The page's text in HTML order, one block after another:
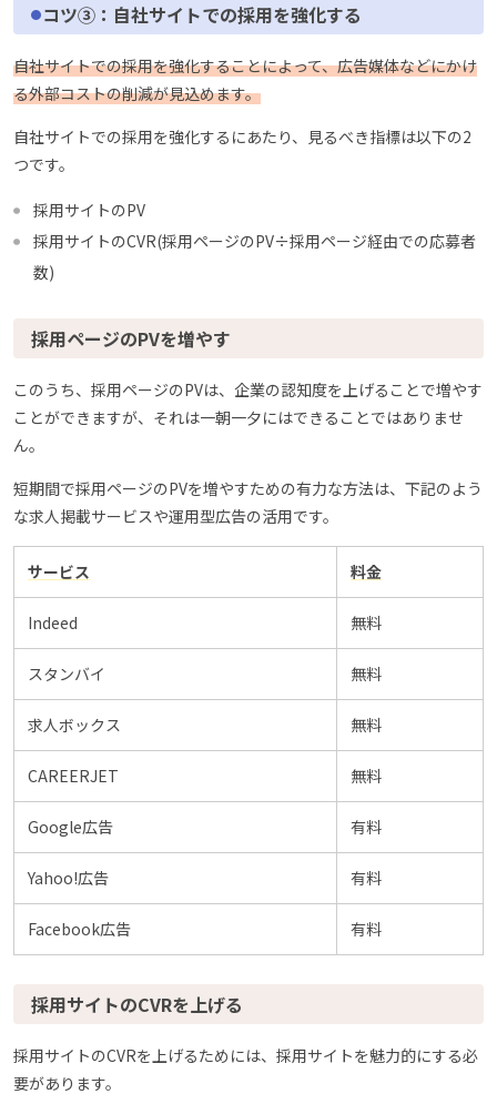
コツ③：自社サイトでの採用を強化する
自社サイトでの採用を強化することによって、広告媒体などにかけ
る外部コストの削減が見込めます。
自社サイトでの採用を強化するにあたり、見るべき指標は以下の2
つです。
採用サイトのPV
採用サイトのCVR(採用ページのPV÷採用ページ経由での応募者
数)
採用ページのPVを増やす
このうち、採用ページのPVは、企業の認知度を上げることで増やす
ことができますが、それは一朝一夕にはできることではありませ
ん。
短期間で採用ページのPVを増やすための有力な方法は、下記のよう
な求人掲載サービスや運用型広告の活用です。
サービス 料金
Indeed 無料
スタンバイ 無料
求人ボックス 無料
CAREERJET 無料
Google広告 有料
Yahoo!広告 有料
Facebook広告 有料
採用サイトのCVRを上げる
採用サイトのCVRを上げるためには、採用サイトを魅力的にする必
要があります。